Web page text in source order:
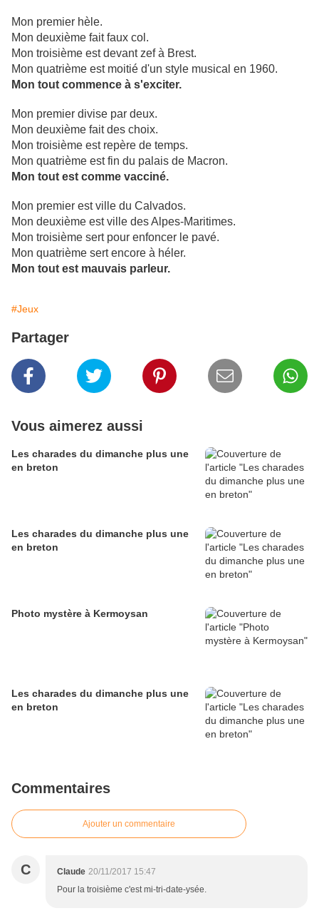
Mon premier hèle.
Mon deuxième fait faux col.
Mon troisième est devant zef à Brest.
Mon quatrième est moitié d'un style musical en 1960.
Mon tout commence à s'exciter.
Mon premier divise par deux.
Mon deuxième fait des choix.
Mon troisième est repère de temps.
Mon quatrième est fin du palais de Macron.
Mon tout est comme vacciné.
Mon premier est ville du Calvados.
Mon deuxième est ville des Alpes-Maritimes.
Mon troisième sert pour enfoncer le pavé.
Mon quatrième sert encore à héler.
Mon tout est mauvais parleur.
#Jeux
Partager
Vous aimerez aussi
Les charades du dimanche plus une
en breton
Les charades du dimanche plus une
en breton
Photo mystère à Kermoysan
Les charades du dimanche plus une
en breton
Commentaires
Ajouter un commentaire
C Claude 20/11/2017 15:47
Pour la troisième c'est mi-tri-date-ysée.